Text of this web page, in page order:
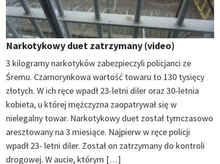
Narkotykowy duet zatrzymany (video)
3 kilogramy narkotyków zabezpieczyli policjanci ze
Śremu. Czarnorynkowa wartość towaru to 130 tysięcy
złotych. W ich ręce wpadł 23-letni diler oraz 30-letnia
kobieta, u której mężczyzna zaopatrywał się w
nielegalny towar. Narkotykowy duet został tymczasowo
aresztowany na 3 miesiące. Najpierw w ręce policji
wpadł 23- letni diler. Został on zatrzymany do kontroli
drogowej. W aucie, którym […]